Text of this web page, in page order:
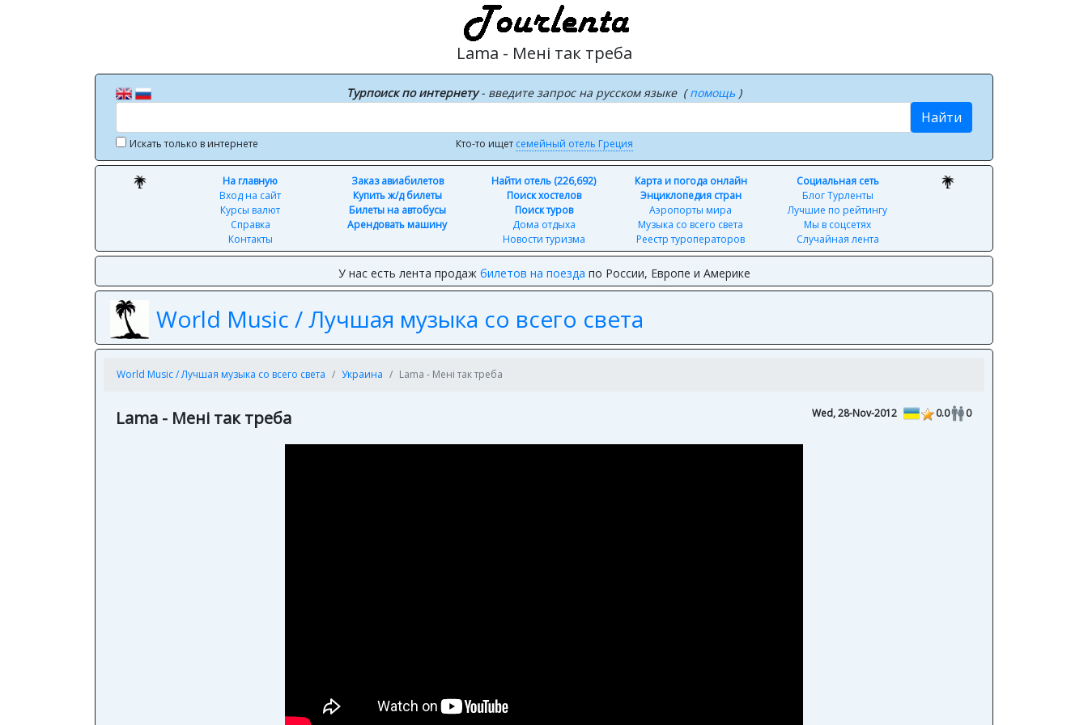
Lama - Менi так треба
Турпоиск по интернету- введите запрос на русском языке (помощь )
Найти
Искать только в интернете Кто-то ищет семейный отель Греция
На главную
Вход на сайт
Курсы валют
Справка
Контакты
Заказ авиабилетов
Купить ж/д билеты
Билеты на автобусы
Арендовать машину
Найти отель (226,692)
Поиск хостелов
Поиск туров
Дома отдыха
Новости туризма
Карта и погода онлайн
Энциклопедия стран
Аэропорты мира
Музыка со всего света
Реестр туроператоров
Социальная сеть
Блог Турленты
Лучшие по рейтингу
Мы в соцсетях
Случайная лента
У нас есть лента продаж билетов на поезда по России, Европе и Америке
World Music / Лучшая музыка со всего света
World Music / Лучшая музыка со всего света Украина Lama - Менi так треба
Lama - Менi так треба Wed, 28-Nov-2012 0.0 0